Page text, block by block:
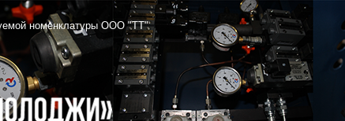
номенклатуры ООО "ТТ"